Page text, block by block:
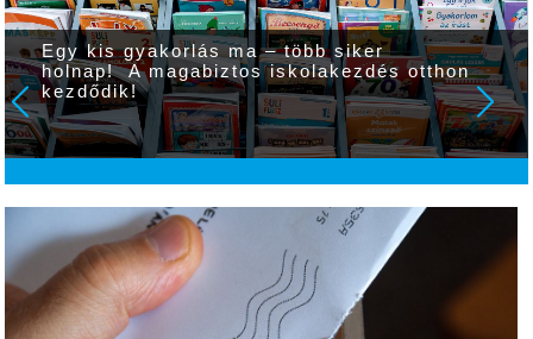
Egy kis gyakorlás ma – több siker
holnap! A magabiztos iskolakezdés otthon
kezdődik!